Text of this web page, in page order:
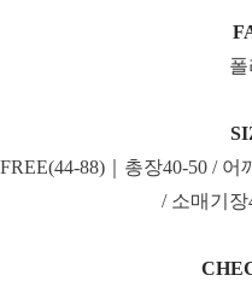
폴
FREE(44-88)｜총장40-50 /
/ 소매기장